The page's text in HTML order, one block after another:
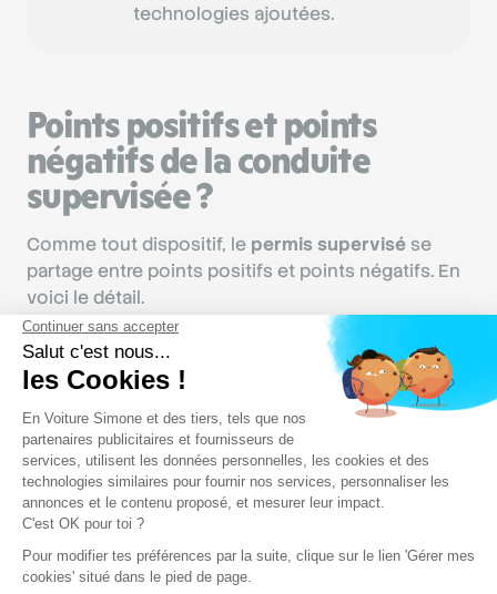
technologies ajoutées.
Points positifs et points
négatifs de la conduite
supervisée ?
Comme tout dispositif, le permis supervisé se
partage entre points positifs et points négatifs. En
voici le détail.
Les points positifs
Possibilité de développer expérience et
confiance au volant ;
Entrée en conduite supervisée à n’importe
quel moment de la formation, sur avis du
moniteur ;
Coût du permis de conduire moins élevé et
consolidation économique des acquis après
un échec ;